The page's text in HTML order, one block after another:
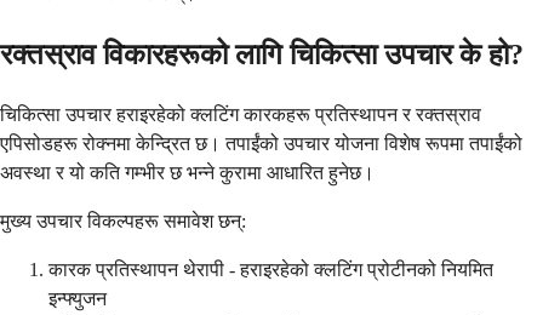
रक्तस्राव विकारहरूको लागि चिकित्सा उपचार के हो?
चिकित्सा उपचार हराइरहेको क्लटिंग कारकहरू प्रतिस्थापन र रक्तस्राव
एपिसोडहरू रोक्नमा केन्द्रित छ। तपाईंको उपचार योजना विशेष रूपमा तपाईंको
अवस्था र यो कति गम्भीर छ भन्ने कुरामा आधारित हुनेछ।
मुख्य उपचार विकल्पहरू समावेश छन्:
कारक प्रतिस्थापन थेरापी - हराइरहेको क्लटिंग प्रोटीनको नियमित
इन्फ्युजन